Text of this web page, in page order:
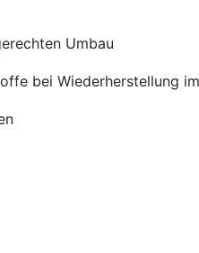
Umbau
bei Wiederherstellung